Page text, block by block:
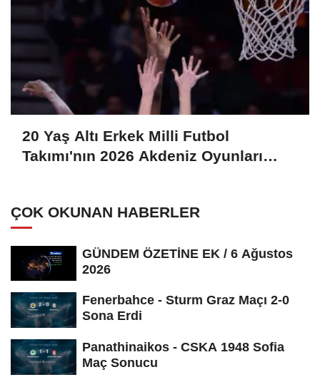
20 Yaş Altı Erkek Milli Futbol
Takımı'nın 2026 Akdeniz Oyunları
ÇOK OKUNAN HABERLER
GÜNDEM ÖZETİNE EK / 6 Ağustos
2026
Fenerbahce - Sturm Graz Maçı 2-0
Sona Erdi
Panathinaikos - CSKA 1948 Sofia
Maç Sonucu